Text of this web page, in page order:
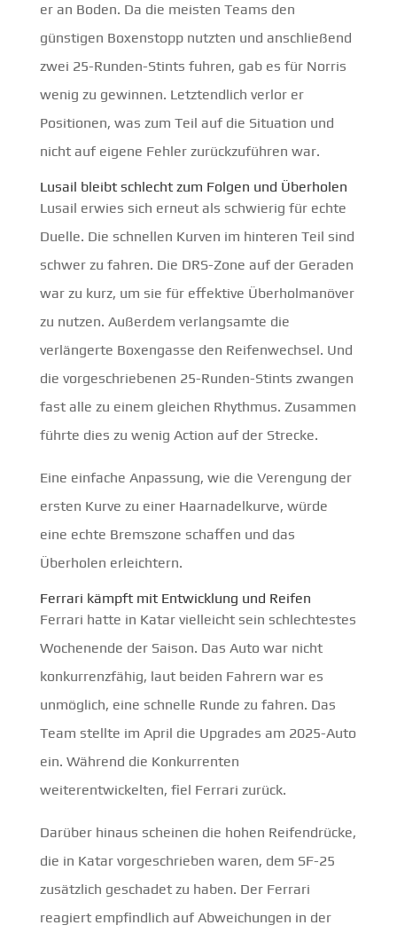
er an Boden. Da die meisten Teams den
günstigen Boxenstopp nutzten und anschließend
zwei 25-Runden-Stints fuhren, gab es für Norris
wenig zu gewinnen. Letztendlich verlor er
Positionen, was zum Teil auf die Situation und
nicht auf eigene Fehler zurückzuführen war.
Lusail bleibt schlecht zum Folgen und Überholen
Lusail erwies sich erneut als schwierig für echte
Duelle. Die schnellen Kurven im hinteren Teil sind
schwer zu fahren. Die DRS-Zone auf der Geraden
war zu kurz, um sie für effektive Überholmanöver
zu nutzen. Außerdem verlangsamte die
verlängerte Boxengasse den Reifenwechsel. Und
die vorgeschriebenen 25-Runden-Stints zwangen
fast alle zu einem gleichen Rhythmus. Zusammen
führte dies zu wenig Action auf der Strecke.
Eine einfache Anpassung, wie die Verengung der
ersten Kurve zu einer Haarnadelkurve, würde
eine echte Bremszone schaffen und das
Überholen erleichtern.
Ferrari kämpft mit Entwicklung und Reifen
Ferrari hatte in Katar vielleicht sein schlechtestes
Wochenende der Saison. Das Auto war nicht
konkurrenzfähig, laut beiden Fahrern war es
unmöglich, eine schnelle Runde zu fahren. Das
Team stellte im April die Upgrades am 2025-Auto
ein. Während die Konkurrenten
weiterentwickelten, fiel Ferrari zurück.
Darüber hinaus scheinen die hohen Reifendrücke,
die in Katar vorgeschrieben waren, dem SF-25
zusätzlich geschadet zu haben. Der Ferrari
reagiert empfindlich auf Abweichungen in der